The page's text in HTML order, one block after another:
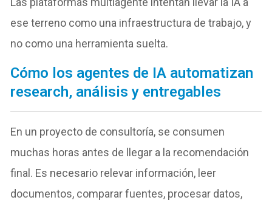
ese terreno como una infraestructura de trabajo, y
no como una herramienta suelta.
Cómo los agentes de IA automatizan
research, análisis y entregables
En un proyecto de consultoría, se consumen
muchas horas antes de llegar a la recomendación
final. Es necesario relevar información, leer
documentos, comparar fuentes, procesar datos,